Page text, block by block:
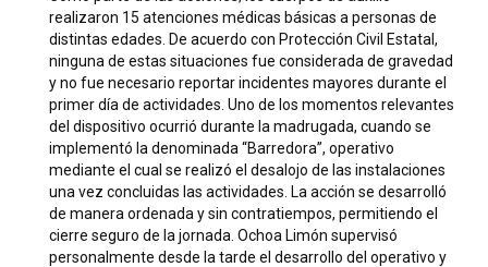
realizaron 15 atenciones médicas básicas a personas de
distintas edades. De acuerdo con Protección Civil Estatal,
ninguna de estas situaciones fue considerada de gravedad
y no fue necesario reportar incidentes mayores durante el
primer día de actividades. Uno de los momentos relevantes
del dispositivo ocurrió durante la madrugada, cuando se
implementó la denominada “Barredora”, operativo
mediante el cual se realizó el desalojo de las instalaciones
una vez concluidas las actividades. La acción se desarrolló
de manera ordenada y sin contratiempos, permitiendo el
cierre seguro de la jornada. Ochoa Limón supervisó
personalmente desde la tarde el desarrollo del operativo y